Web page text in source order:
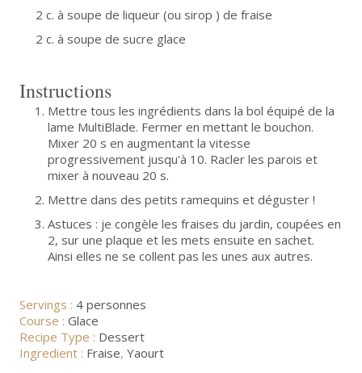
2 c. à soupe de liqueur (ou sirop ) de fraise
2 c. à soupe de sucre glace
Instructions
Mettre tous les ingrédients dans la bol équipé de la
lame MultiBlade. Fermer en mettant le bouchon.
Mixer 20 s en augmentant la vitesse
progressivement jusqu'à 10. Racler les parois et
mixer à nouveau 20 s.
Mettre dans des petits ramequins et déguster !
Astuces : je congèle les fraises du jardin, coupées en
2, sur une plaque et les mets ensuite en sachet.
Ainsi elles ne se collent pas les unes aux autres.
Servings : 4 personnes
Course :Glace
Recipe Type : Dessert
Ingredient : Fraise,Yaourt